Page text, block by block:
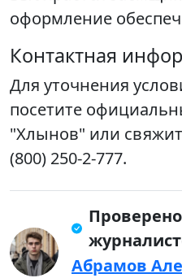
оформление
Контактная
Для уточнения
посетите
"Хлынов" или
(800) 250-2-777.
Абрамов